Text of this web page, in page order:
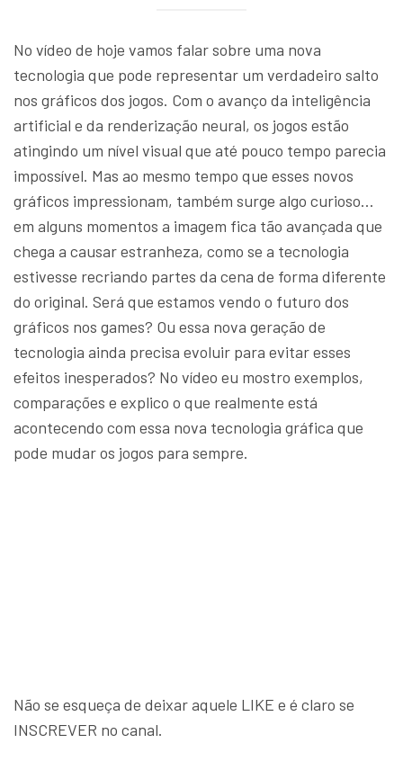
No vídeo de hoje vamos falar sobre uma nova
tecnologia que pode representar um verdadeiro salto
nos gráficos dos jogos. Com o avanço da inteligência
artificial e da renderização neural, os jogos estão
atingindo um nível visual que até pouco tempo parecia
impossível. Mas ao mesmo tempo que esses novos
gráficos impressionam, também surge algo curioso…
em alguns momentos a imagem fica tão avançada que
chega a causar estranheza, como se a tecnologia
estivesse recriando partes da cena de forma diferente
do original. Será que estamos vendo o futuro dos
gráficos nos games? Ou essa nova geração de
tecnologia ainda precisa evoluir para evitar esses
efeitos inesperados? No vídeo eu mostro exemplos,
comparações e explico o que realmente está
acontecendo com essa nova tecnologia gráfica que
pode mudar os jogos para sempre.
Não se esqueça de deixar aquele LIKE e é claro se
INSCREVER no canal.